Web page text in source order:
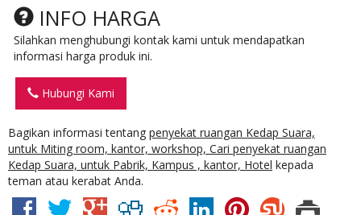
INFO HARGA
Silahkan menghubungi kontak kami untuk mendapatkan
informasi harga produk ini.
Hubungi Kami
Bagikan informasi tentang penyekat ruangan Kedap Suara,
untuk Miting room, kantor, workshop, Cari penyekat ruangan
Kedap Suara, untuk Pabrik, Kampus , kantor, Hotel kepada
teman atau kerabat Anda.